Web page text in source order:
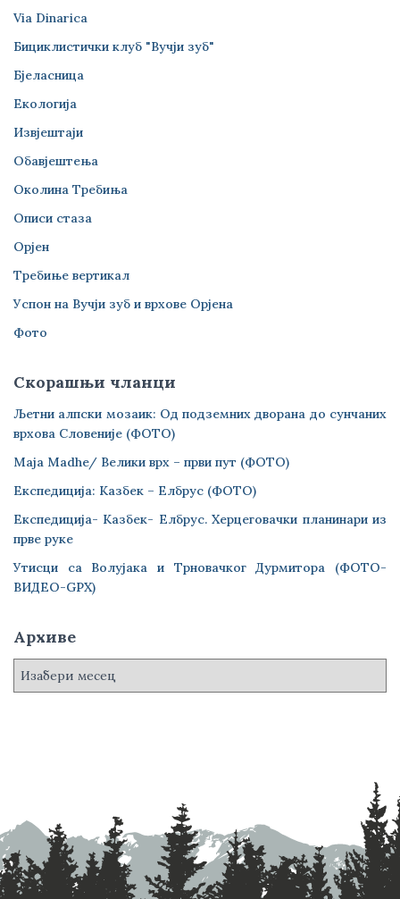
Via Dinarica
Бициклистички клуб "Вучји зуб"
Бјеласница
Екологија
Извјештаји
Обавјештења
Околина Требиња
Описи стаза
Орјен
Требиње вертикал
Успон на Вучји зуб и врхове Орјена
Фото
Скорашњи чланци
Љетни алпски мозаик: Од подземних дворана до сунчаних
врхова Словеније (ФОТО)
Maja Madhe/ Велики врх – први пут (ФОТО)
Експедиција: Казбек – Елбрус (ФОТО)
Експедиција- Казбек- Елбрус. Херцеговачки планинари из
прве руке
Утисци са Волујака и Трновачког Дурмитора (ФОТО-
ВИДЕО-GPX)
Архиве
А